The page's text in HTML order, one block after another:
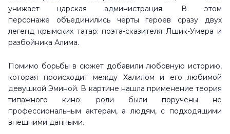
унижает царская администрация. В этом
персонаже объединились черты героев сразу двух
легенд крымских татар: поэта-сказителя Лшик-Умера и
разбойника Алима.
Помимо борьбы в сюжет добавили любовную историю,
которая происходит между Халилом и его любимой
девушкой Эминой. В картине нашла применение теория
типажного кино: роли были поручены не
профессиональным актерам, а людям, с подходящими
внешними данными.